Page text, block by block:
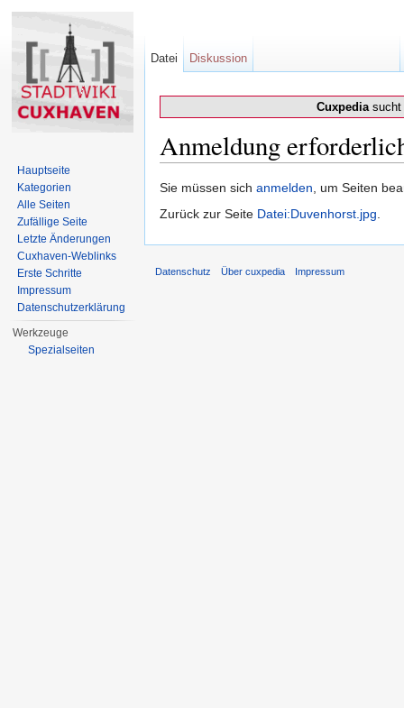
Cuxpediasucht
Anmeldung
Sie müssen sich anmelden , um Seiten
Zurück zur Seite Datei:Duvenhorst.jpg
Datei Diskussion
Hauptseite
Kategorien
Alle Seiten
Zufällige Seite
Letzte Änderungen
Cuxhaven-Weblinks
Erste Schritte
Impressum
Datenschutzerklärung
Werkzeuge
Spezialseiten
Datenschutz Über cuxpedia Impressum